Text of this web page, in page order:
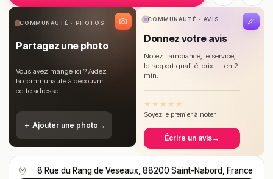
COMMUNAUTÉ · PHOTOS
Partagez une photo
Vous avez mangé ici ? Aidez
la communauté à découvrir
cette adresse.
＋ Ajouter une photo →
COMMUNAUTÉ · AVIS
Donnez votre avis
Notez l'ambiance, le service,
le rapport qualité-prix — en 2
min.
★ ★ ★ ★ ★
Soyez le premier à noter
Écrire un avis→
8 Rue du Rang de Veseaux, 88200 Saint-Nabord, France